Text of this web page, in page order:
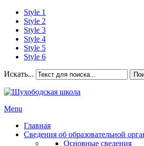
Style 1
Style 2
Style 3
Style 4
Style 5
Style 6
Искать...
Menu
Главная
Сведения об образовательной
Основные сведения